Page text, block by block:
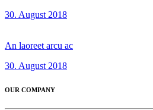
30. August 2018
An laoreet arcu ac
30. August 2018
OUR COMPANY